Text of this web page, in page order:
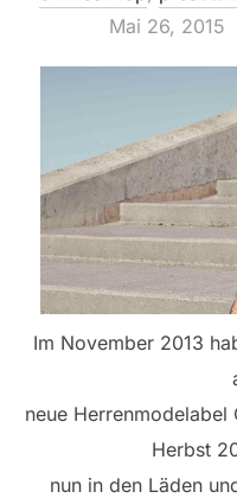
Mai 26, 2015
Im November 2013
neue
Herbst
nun in den Läden